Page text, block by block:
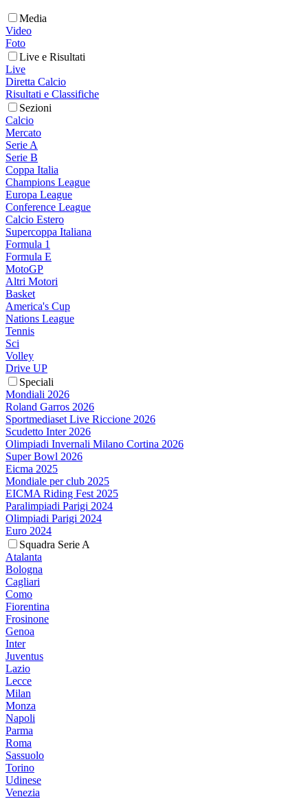
Media
Video
Foto
Live e Risultati
Live
Diretta Calcio
Risultati e Classifiche
Sezioni
Calcio
Mercato
Serie A
Serie B
Coppa Italia
Champions League
Europa League
Conference League
Calcio Estero
Supercoppa Italiana
Formula 1
Formula E
MotoGP
Altri Motori
Basket
America's Cup
Nations League
Tennis
Sci
Volley
Drive UP
Speciali
Mondiali 2026
Roland Garros 2026
Sportmediaset Live Riccione 2026
Scudetto Inter 2026
Olimpiadi Invernali Milano Cortina 2026
Super Bowl 2026
Eicma 2025
Mondiale per club 2025
EICMA Riding Fest 2025
Paralimpiadi Parigi 2024
Olimpiadi Parigi 2024
Euro 2024
Squadra Serie A
Atalanta
Bologna
Cagliari
Como
Fiorentina
Frosinone
Genoa
Inter
Juventus
Lazio
Lecce
Milan
Monza
Napoli
Parma
Roma
Sassuolo
Torino
Udinese
Venezia